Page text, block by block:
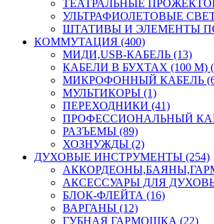
ТЕАТРАЛЬНЫЕ
УЛЬТРАФИОЛЕТОВЫЕ
ШТАТИВЫ И ЭЛЕМЕНТЫ
КОММУТАЦИЯ (400)
МИДИ,USB-КАБЕЛЬ (13)
КАБЕЛИ В БУХТАХ (100 М)
МИКРОФОННЫЙ КАБЕЛЬ
МУЛЬТИКОРЫ (1)
ПЕРЕХОДНИКИ (41)
ПРОФЕССИОНАЛЬНЫЙ
РАЗЪЕМЫ (89)
ХОЗНУЖДЫ (2)
ДУХОВЫЕ ИНСТРУМЕНТЫ (254)
АКСЕССУАРЫ ДЛЯ
БЛОК-ФЛЕЙТА (16)
ВАРГАНЫ (12)
ГУБНАЯ ГАРМОШКА (22)